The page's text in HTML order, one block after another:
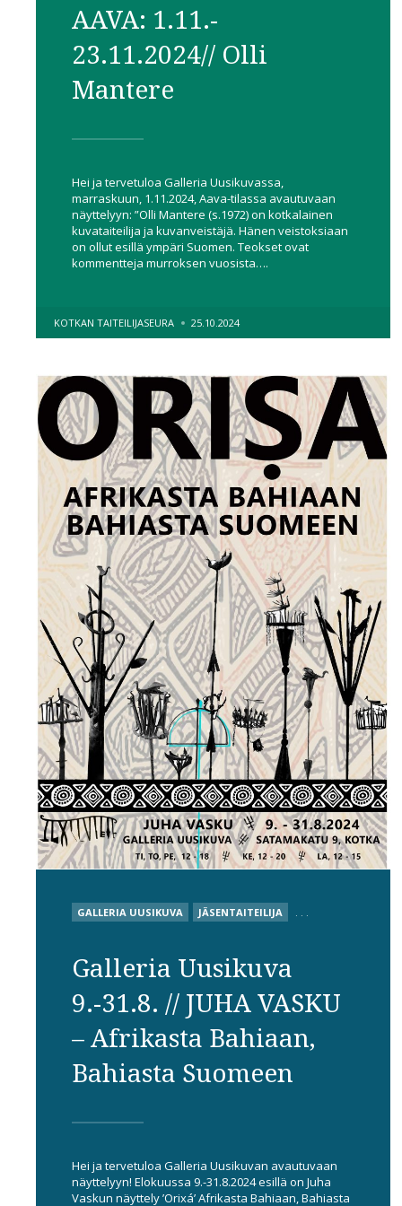
AAVA: 1.11.-
23.11.2024// Olli
Mantere
Hei ja tervetuloa Galleria Uusikuvassa,
marraskuun, 1.11.2024, Aava-tilassa avautuvaan
näyttelyyn: ”Olli Mantere (s.1972) on kotkalainen
kuvataiteilija ja kuvanveistäjä. Hänen veistoksiaan
on ollut esillä ympäri Suomen. Teokset ovat
kommentteja murroksen vuosista….
POSTED
KOTKAN TAITEILIJASEURA 25.10.2024
POSTED
IN
GALLERIA UUSIKUVA JÄSENTAITEILIJA . . .
Galleria Uusikuva
9.-31.8. // JUHA VASKU
– Afrikasta Bahiaan,
Bahiasta Suomeen
Hei ja tervetuloa Galleria Uusikuvan avautuvaan
näyttelyyn! Elokuussa 9.-31.8.2024 esillä on Juha
Vaskun näyttely ’Orixá’ Afrikasta Bahiaan, Bahiasta